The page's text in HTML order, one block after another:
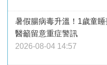
暑假腸病毒升溫！1歲童
醫籲留意重症警訊
2026-08-04 14:57